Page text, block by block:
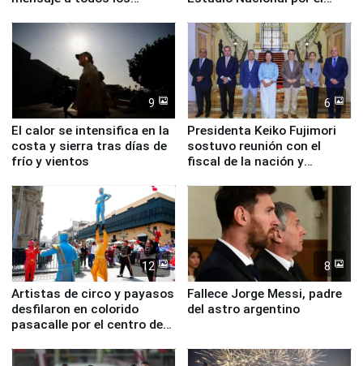
9
El calor se intensifica en la
costa y sierra tras días de
frío y vientos
6
Presidenta Keiko Fujimori
sostuvo reunión con el
fiscal de la nación y
12
Artistas de circo y payasos
desfilaron en colorido
pasacalle por el centro de
8
Fallece Jorge Messi, padre
del astro argentino